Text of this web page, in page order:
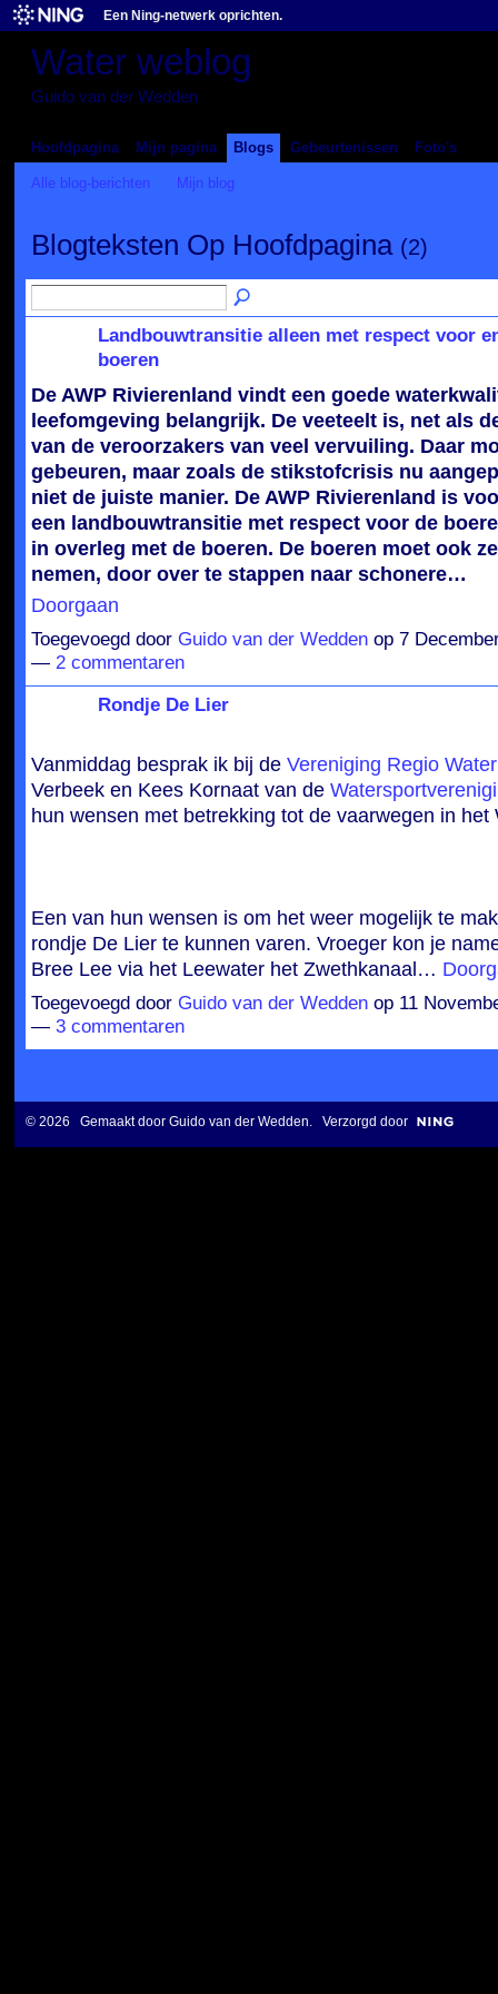
Een Ning-netwerk oprichten.
Water weblog
Guido van der Wedden
Hoofdpagina Mijn pagina Blogs Gebeurtenissen Foto's
Alle blog-berichten Mijn blog
Blogteksten Op Hoofdpagina (2)
Landbouwtransitie alleen met respect voor
boeren
De AWP Rivierenland vindt een goede
leefomgeving belangrijk. De veeteelt is, net als
van de veroorzakers van veel vervuiling. Daar
gebeuren, maar zoals de stikstofcrisis nu
niet de juiste manier. De AWP Rivierenland is
een landbouwtransitie met respect voor de
in overleg met de boeren. De boeren moet ook
nemen, door over te stappen naar schonere…
Doorgaan
Toegevoegd door Guido van der Weddenop 7
— 2 commentaren
Rondje De Lier
Vanmiddag besprak ik bij de Vereniging Regio Water
Verbeek en Kees Kornaat van de
hun wensen met betrekking tot de vaarwegen in het
Een van hun wensen is om het weer mogelijk te
rondje De Lier te kunnen varen. Vroeger kon je
Bree Lee via het Leewater het Zwethkanaal…
Toegevoegd door Guido van der Weddenop 11
— 3 commentaren
© 2026 Gemaakt door Guido van der Wedden . Verzorgd door